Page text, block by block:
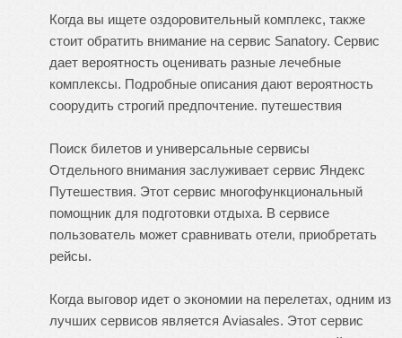
Когда вы ищете оздоровительный комплекс, также
стоит обратить внимание на сервис Sanatory. Сервис
дает вероятность оценивать разные лечебные
комплексы. Подробные описания дают вероятность
соорудить строгий предпочтение. путешествия
Поиск билетов и универсальные сервисы
Отдельного внимания заслуживает сервис Яндекс
Путешествия. Этот сервис многофункциональный
помощник для подготовки отдыха. В сервисе
пользователь может сравнивать отели, приобретать
рейсы.
Когда выговор идет о экономии на перелетах, одним из
лучших сервисов является Aviasales. Этот сервис